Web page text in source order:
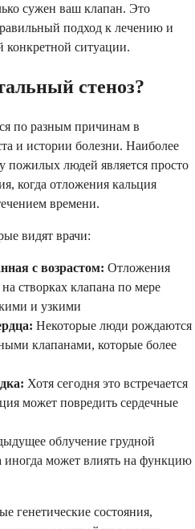
сужен ваш клапан. Это
подход к лечению и
конкретной ситуации.
стеноз?
по разным причинам в
и истории болезни. Наиболее
пожилых людей является просто
когда отложения кальция
времени.
видят врачи:
с возрастом: Отложения
створках клапана по мере
и узкими
Некоторые люди рождаются
клапанами, которые более
Хотя сегодня это встречается
может повредить сердечные
облучение грудной
иногда может влиять на функцию
генетические состояния,